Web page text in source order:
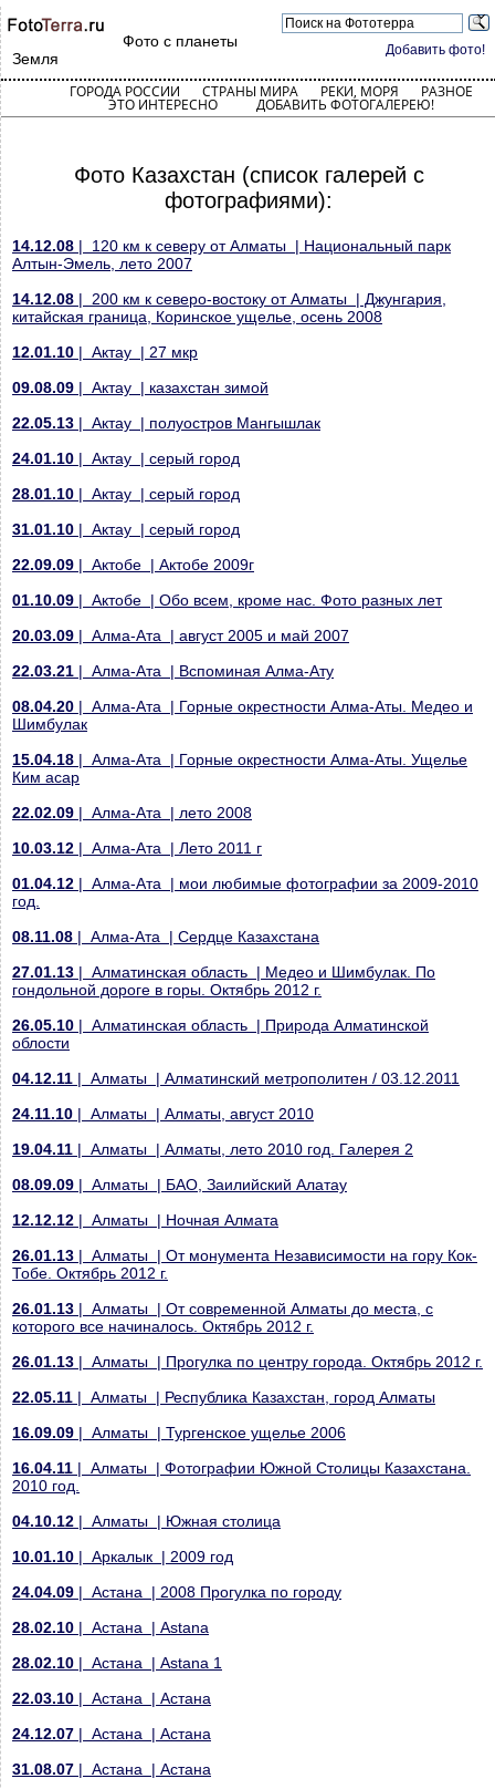
Добавить фото!
Фото с планеты
Земля
ГОРОДА РОССИИ СТРАНЫ МИРА РЕКИ, МОРЯ РАЗНОЕ
ЭТО ИНТЕРЕСНО ДОБАВИТЬ ФОТОГАЛЕРЕЮ!
Фото Казахстан (список галерей с
фотографиями):
14.12.08 | 120 км к северу от Алматы | Национальный парк
Алтын-Эмель, лето 2007
14.12.08 | 200 км к северо-востоку от Алматы | Джунгария,
китайская граница, Коринское ущелье, осень 2008
12.01.10 | Актау | 27 мкр
09.08.09 | Актау | казахстан зимой
22.05.13 | Актау | полуостров Мангышлак
24.01.10 | Актау | серый город
28.01.10 | Актау | серый город
31.01.10 | Актау | серый город
22.09.09 | Актобе | Актобе 2009г
01.10.09 | Актобе | Обо всем, кроме нас. Фото разных лет
20.03.09 | Алма-Ата | август 2005 и май 2007
22.03.21 | Алма-Ата | Вспоминая Алма-Ату
08.04.20 | Алма-Ата | Горные окрестности Алма-Аты. Медео и
Шимбулак
15.04.18 | Алма-Ата | Горные окрестности Алма-Аты. Ущелье
Ким асар
22.02.09 | Алма-Ата | лето 2008
10.03.12 | Алма-Ата | Лето 2011 г
01.04.12 | Алма-Ата | мои любимые фотографии за 2009-2010
год.
08.11.08 | Алма-Ата | Сердце Казахстана
27.01.13 | Алматинская область | Медео и Шимбулак. По
гондольной дороге в горы. Октябрь 2012 г.
26.05.10 | Алматинская область | Природа Алматинской
облости
04.12.11 | Алматы | Алматинский метрополитен / 03.12.2011
24.11.10 | Алматы | Алматы, август 2010
19.04.11 | Алматы | Алматы, лето 2010 год. Галерея 2
08.09.09 | Алматы | БАО, Заилийский Алатау
12.12.12 | Алматы | Ночная Алмата
26.01.13 | Алматы | От монумента Независимости на гору Кок-
Тобе. Октябрь 2012 г.
26.01.13 | Алматы | От современной Алматы до места, с
которого все начиналось. Октябрь 2012 г.
26.01.13 | Алматы | Прогулка по центру города. Октябрь 2012 г.
22.05.11 | Алматы | Республика Казахстан, город Алматы
16.09.09 | Алматы | Тургенское ущелье 2006
16.04.11 | Алматы | Фотографии Южной Столицы Казахстана.
2010 год.
04.10.12 | Алматы | Южная столица
10.01.10 | Аркалык | 2009 год
24.04.09 | Астана | 2008 Прогулка по городу
28.02.10 | Астана | Astana
28.02.10 | Астана | Astana 1
22.03.10 | Астана | Астана
24.12.07 | Астана | Астана
31.08.07 | Астана | Астана